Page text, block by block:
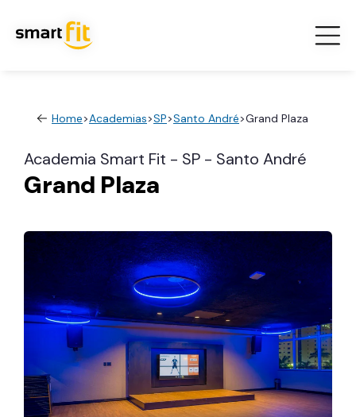
Home>Academias>SP>Santo André>Grand Plaza
Academia Smart Fit - SP - Santo André
Grand Plaza